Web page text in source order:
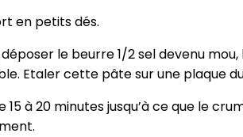
en petits dés.
le beurre 1/2 sel devenu
Etaler cette pâte sur une plaque
15 à 20 minutes jusqu’à ce que le